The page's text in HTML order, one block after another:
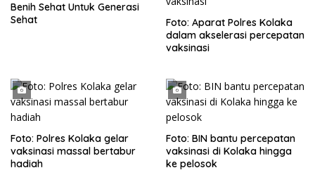
Benih Sehat Untuk Generasi
Sehat
Foto: Aparat Polres Kolaka
dalam akselerasi percepatan
vaksinasi
Foto: Polres Kolaka gelar
vaksinasi massal bertabur
hadiah
Foto: BIN bantu percepatan
vaksinasi di Kolaka hingga
ke pelosok